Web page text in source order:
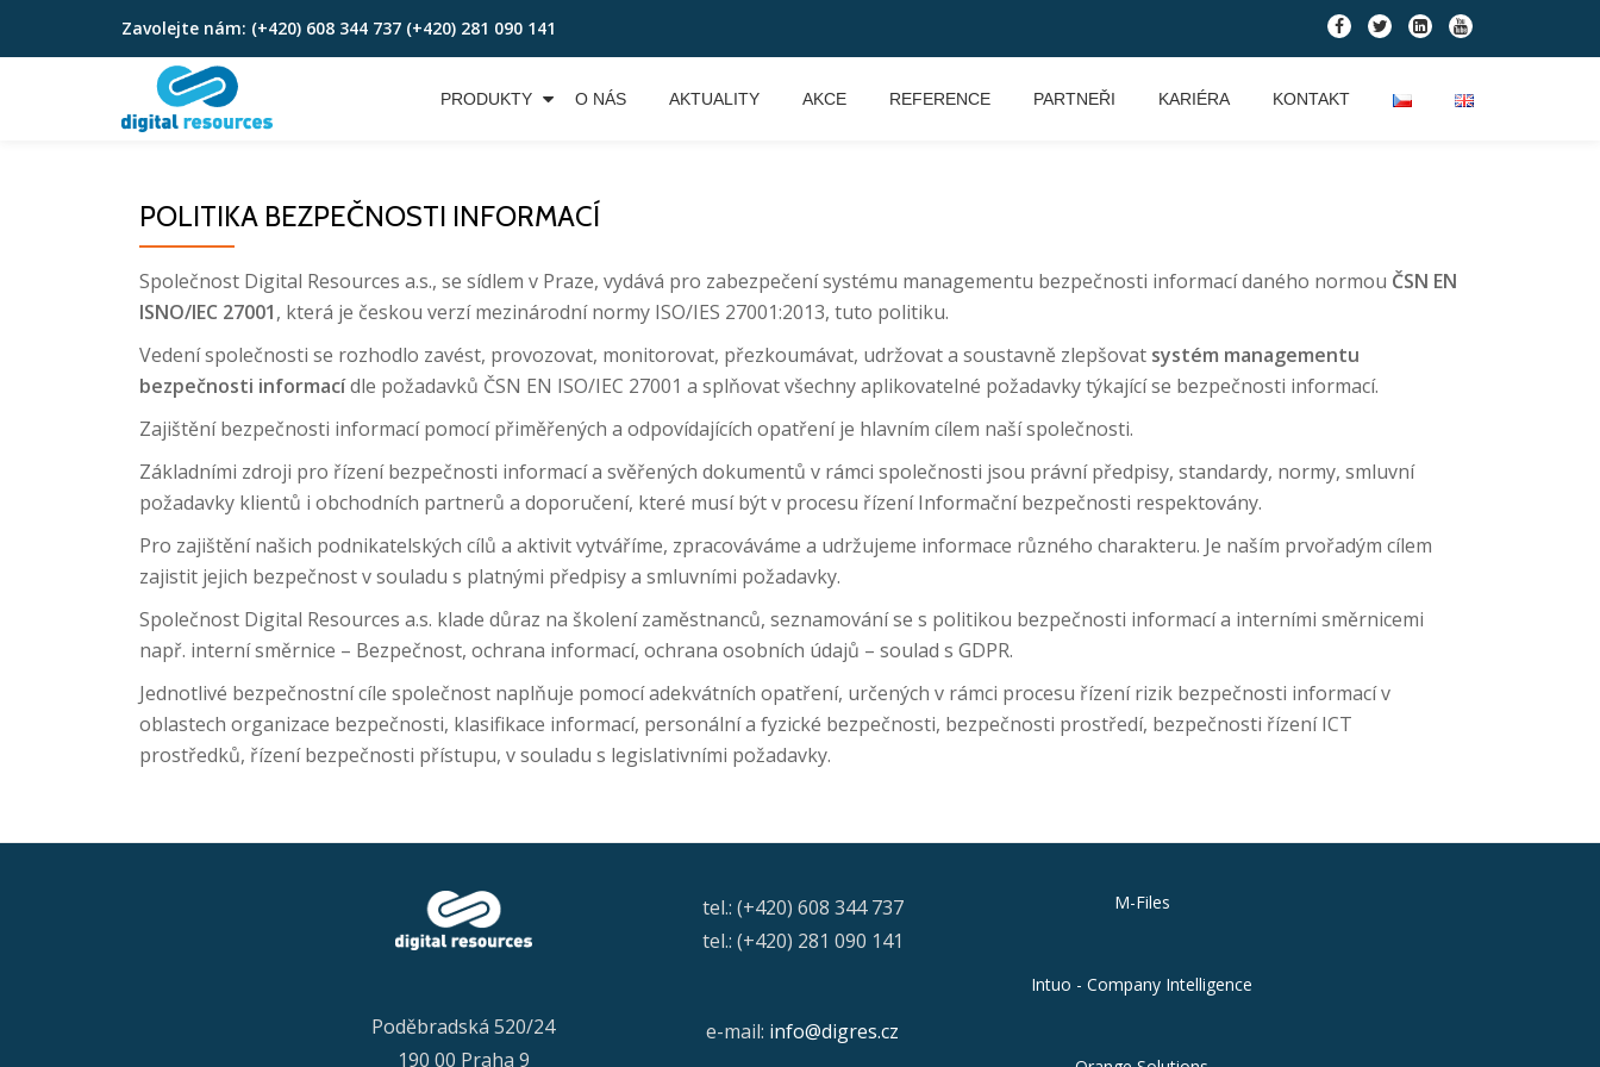
Skip
Zavolejte nám: (+420) 608 344 737 (+420) 281 090 141
fa-
facebook
fa-
twitter
fa-
linkedin-
square
fa-
youtube
PRODUKTY O NÁS AKTUALITY AKCE REFERENCE PARTNEŘI KARIÉRA KONTAKT
POLITIKA BEZPEČNOSTI INFORMACÍ
Společnost Digital Resources a.s., se sídlem v Praze, vydává pro zabezpečení systému managementu bezpečnosti informací daného normou ČSN EN
ISNO/IEC 27001, která je českou verzí mezinárodní normy ISO/IES 27001:2013, tuto politiku.
Vedení společnosti se rozhodlo zavést, provozovat, monitorovat, přezkoumávat, udržovat a soustavně zlepšovat systém managementu
bezpečnosti informacídle požadavků ČSN EN ISO/IEC 27001 a splňovat všechny aplikovatelné požadavky týkající se bezpečnosti informací.
Zajištění bezpečnosti informací pomocí přiměřených a odpovídajících opatření je hlavním cílem naší společnosti.
Základními zdroji pro řízení bezpečnosti informací a svěřených dokumentů v rámci společnosti jsou právní předpisy, standardy, normy, smluvní
požadavky klientů i obchodních partnerů a doporučení, které musí být v procesu řízení Informační bezpečnosti respektovány.
Pro zajištění našich podnikatelských cílů a aktivit vytváříme, zpracováváme a udržujeme informace různého charakteru. Je naším prvořadým cílem
zajistit jejich bezpečnost v souladu s platnými předpisy a smluvními požadavky.
Společnost Digital Resources a.s. klade důraz na školení zaměstnanců, seznamování se s politikou bezpečnosti informací a interními směrnicemi
např. interní směrnice – Bezpečnost, ochrana informací, ochrana osobních údajů – soulad s GDPR.
Jednotlivé bezpečnostní cíle společnost naplňuje pomocí adekvátních opatření, určených v rámci procesu řízení rizik bezpečnosti informací v
oblastech organizace bezpečnosti, klasifikace informací, personální a fyzické bezpečnosti, bezpečnosti prostředí, bezpečnosti řízení ICT
prostředků, řízení bezpečnosti přístupu, v souladu s legislativními požadavky.
Poděbradská 520/24
190 00 Praha 9
tel.: (+420) 608 344 737
tel.: (+420) 281 090 141
e-mail: info@digres.cz
M-Files
Intuo - Company Intelligence